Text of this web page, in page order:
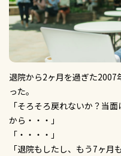
退院から2ヶ月を過ぎた2007
った。
「そろそろ戻れないか？当
から・・・」
「・・・・」
「退院もしたし、もう7ヶ